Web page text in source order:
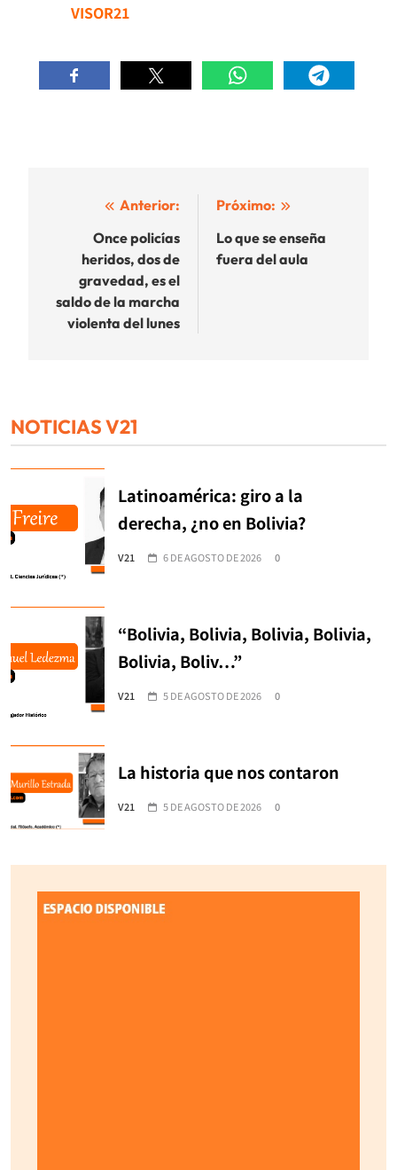
VISOR21
Navegación
entradas
Anterior:
Once policías
heridos, dos de
gravedad, es el
saldo de la marcha
violenta del lunes
Próximo:
Lo que se enseña
fuera del aula
NOTICIAS V21
Latinoamérica: giro a la
derecha, ¿no en Bolivia?
V21 6 DE AGOSTO DE 2026 0
“Bolivia, Bolivia, Bolivia, Bolivia,
Bolivia, Boliv…”
V21 5 DE AGOSTO DE 2026 0
La historia que nos contaron
V21 5 DE AGOSTO DE 2026 0